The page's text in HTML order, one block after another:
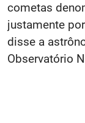
cometas
justamente
disse a
Observatório